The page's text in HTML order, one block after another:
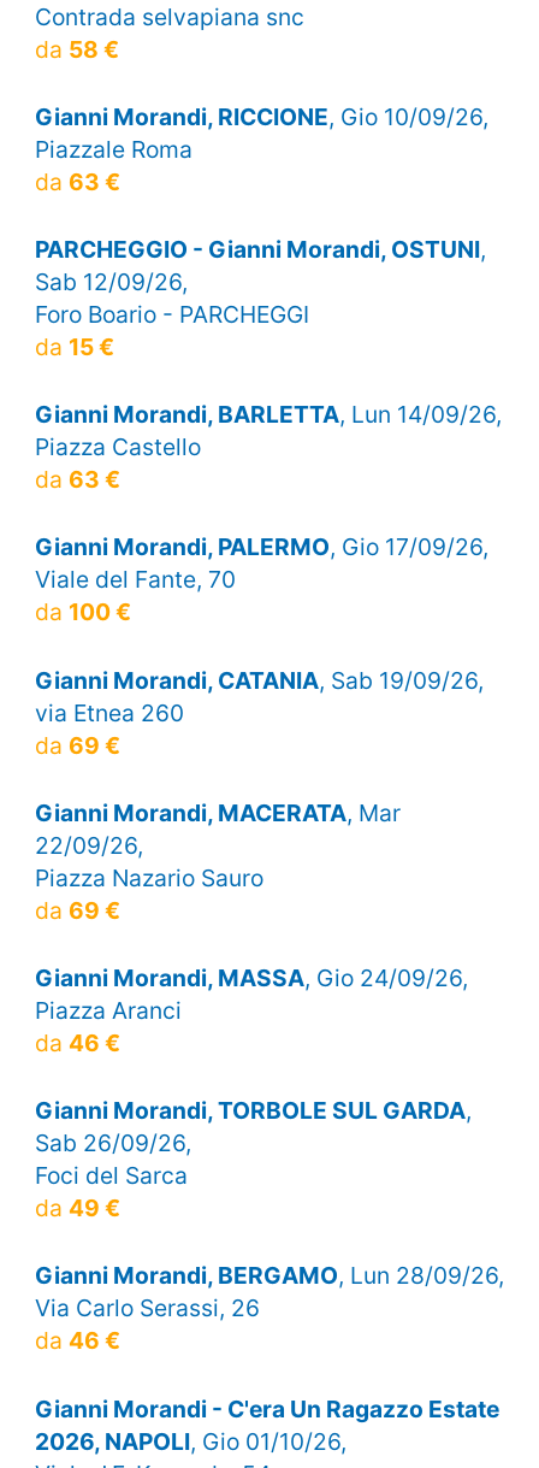
Contrada selvapiana snc
da 58 €
Gianni Morandi, RICCIONE, Gio 10/09/26,
Piazzale Roma
da 63 €
PARCHEGGIO - Gianni Morandi, OSTUNI,
Sab 12/09/26,
Foro Boario - PARCHEGGI
da 15 €
Gianni Morandi, BARLETTA, Lun 14/09/26,
Piazza Castello
da 63 €
Gianni Morandi, PALERMO, Gio 17/09/26,
Viale del Fante, 70
da 100 €
Gianni Morandi, CATANIA, Sab 19/09/26,
via Etnea 260
da 69 €
Gianni Morandi, MACERATA, Mar
22/09/26,
Piazza Nazario Sauro
da 69 €
Gianni Morandi, MASSA, Gio 24/09/26,
Piazza Aranci
da 46 €
Gianni Morandi, TORBOLE SUL GARDA,
Sab 26/09/26,
Foci del Sarca
da 49 €
Gianni Morandi, BERGAMO, Lun 28/09/26,
Via Carlo Serassi, 26
da 46 €
Gianni Morandi - C'era Un Ragazzo Estate
2026, NAPOLI, Gio 01/10/26,